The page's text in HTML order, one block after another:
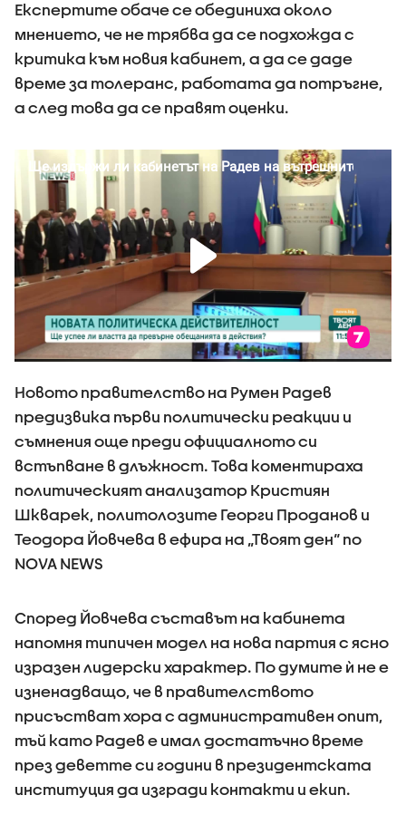
Експертите обаче се обединиха около
мнението, че не трябва да се подхожда с
критика към новия кабинет, а да се даде
време за толеранс, работата да потръгне,
а след това да се правят оценки.
Новото правителство на Румен Радев
предизвика първи политически реакции и
съмнения още преди официалното си
встъпване в длъжност. Това коментираха
политическият анализатор Кристиян
Шкварек, политолозите Георги Проданов и
Теодора Йовчева в ефира на „Твоят ден“ по
NOVA NEWS
Според Йовчева съставът на кабинета
напомня типичен модел на нова партия с ясно
изразен лидерски характер. По думите ѝ не е
изненадващо, че в правителството
присъстват хора с административен опит,
тъй като Радев е имал достатъчно време
през деветте си години в президентската
институция да изгради контакти и екип.